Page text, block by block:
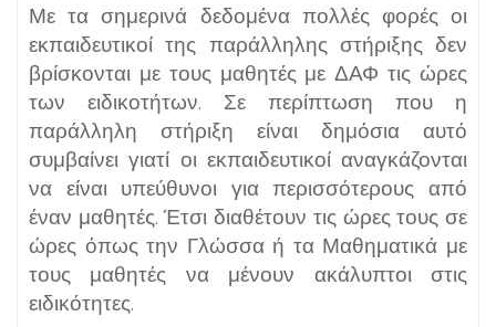
Με τα σημερινά δεδομένα πολλές φορές οι
εκπαιδευτικοί της παράλληλης στήριξης δεν
βρίσκονται με τους μαθητές με ΔΑΦ τις ώρες
των ειδικοτήτων. Σε περίπτωση που η
παράλληλη στήριξη είναι δημόσια αυτό
συμβαίνει γιατί οι εκπαιδευτικοί αναγκάζονται
να είναι υπεύθυνοι για περισσότερους από
έναν μαθητές. Έτσι διαθέτουν τις ώρες τους σε
ώρες όπως την Γλώσσα ή τα Μαθηματικά με
τους μαθητές να μένουν ακάλυπτοι στις
ειδικότητες.